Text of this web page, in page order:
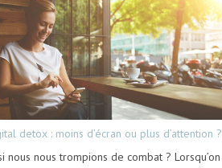
detox : moins d’écran ou plus d’attention ?
nous nous trompions de combat ? Lorsqu’on